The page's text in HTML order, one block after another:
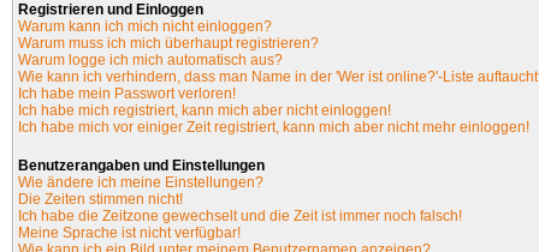
Registrieren und Einloggen
Warum kann ich mich nicht einloggen?
Warum muss ich mich überhaupt registrieren?
Warum logge ich mich automatisch aus?
Wie kann ich verhindern, dass man Name in der 'Wer ist online?'-Liste
Ich habe mein Passwort verloren!
Ich habe mich registriert, kann mich aber nicht einloggen!
Ich habe mich vor einiger Zeit registriert, kann mich aber nicht mehr einloggen!
Benutzerangaben und Einstellungen
Wie ändere ich meine Einstellungen?
Die Zeiten stimmen nicht!
Ich habe die Zeitzone gewechselt und die Zeit ist immer noch falsch!
Meine Sprache ist nicht verfügbar!